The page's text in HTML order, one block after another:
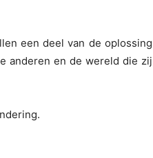
een deel van de oplossing
anderen en de wereld die zij